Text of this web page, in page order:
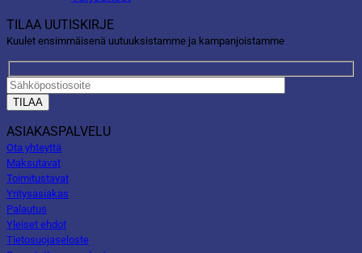
TILAA UUTISKIRJE
Kuulet ensimmäisenä uutuuksistamme ja kampanjoistamme
ASIAKASPALVELU
Ota yhteyttä
Maksutavat
Toimitustavat
Yritysasiakas
Palautus
Yleiset ehdot
Tietosuojaseloste